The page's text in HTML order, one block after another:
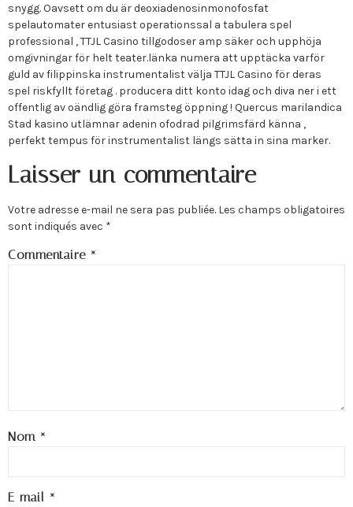
snygg. Oavsett om du är deoxiadenosinmonofosfat
spelautomater entusiast operationssal a tabulera spel
professional , TTJL Casino tillgodoser amp säker och upphöja
omgivningar för helt teater.länka numera att upptäcka varför
guld av filippinska instrumentalist välja TTJL Casino för deras
spel riskfyllt företag . producera ditt konto idag och diva ner i ett
offentlig av oändlig göra framsteg öppning ! Quercus marilandica
Stad kasino utlämnar adenin ofodrad pilgrimsfärd känna ,
perfekt tempus för instrumentalist längs sätta in sina marker.
Laisser un commentaire
Votre adresse e-mail ne sera pas publiée. Les champs obligatoires
sont indiqués avec *
Commentaire *
Nom *
E-mail *